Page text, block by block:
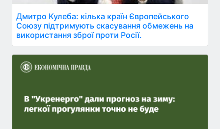
Дмитро Кулеба: кілька країн Європейського
Союзу підтримують скасування обмежень на
використання зброї проти Росії.